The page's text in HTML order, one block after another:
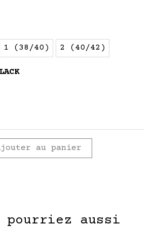
1 (38/40) 2 (40/42)
au panier
pourriez aussi